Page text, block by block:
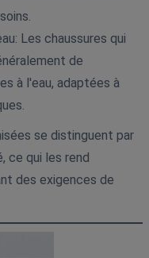
Les chaussures qui
de
à l'eau, adaptées à
se distinguent par
ce qui les rend
des exigences de